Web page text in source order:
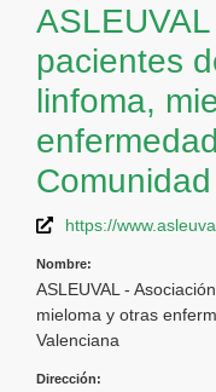
pacientes
linfoma,
https://
Nombre:
ASLEUVAL -
mieloma y otras
Valenciana
Dirección: